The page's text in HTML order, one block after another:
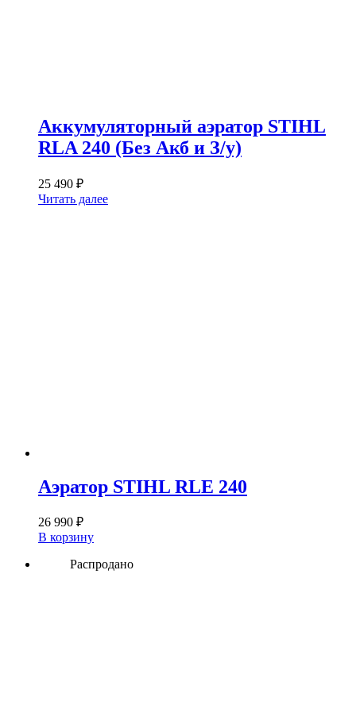
Аккумуляторный аэратор STIHL
RLA 240 (Без Акб и З/у)
25 490 ₽
Читать далее
Аэратор STIHL RLE 240
26 990 ₽
В корзину
Распродано